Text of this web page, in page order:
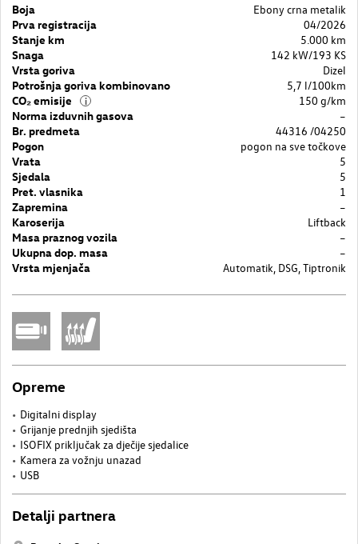
Boja
Ebony crna metalik
Prva registracija
04/2026
Stanje km
5.000 km
Snaga
142 kW/193 KS
Vrsta goriva
Dizel
Potrošnja goriva kombinovano
5,7 l/100km
CO₂ emisije
i
150 g/km
Norma izduvnih gasova
–
Br. predmeta
44316 /04250
Pogon
pogon na sve točkove
Vrata
5
Sjedala
5
Pret. vlasnika
1
Zapremina
–
Karoserija
Liftback
Masa praznog vozila
–
Ukupna dop. masa
–
Vrsta mjenjača
Automatik, DSG, Tiptronik
Opreme
Digitalni display
Grijanje prednjih sjedišta
ISOFIX priključak za dječije sjedalice
Kamera za vožnju unazad
USB
Detalji partnera